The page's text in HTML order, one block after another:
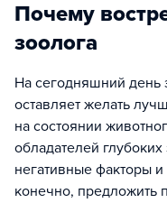
Почему
зоолога
На сегодняшний день
оставляет желать
на состоянии
обладателей
негативные факторы
конечно, предложить